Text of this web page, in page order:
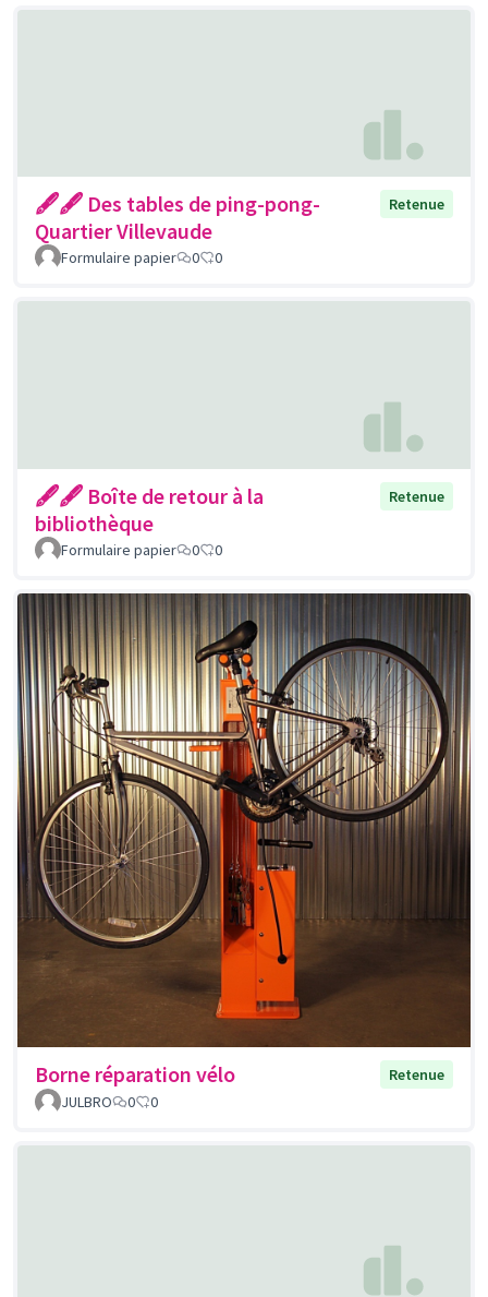
🖋🖋 Des tables de ping-pong-
Quartier Villevaude
Retenue
Formulaire papier 0 0
🖋🖋 Boîte de retour à la
bibliothèque
Retenue
Formulaire papier 0 0
Borne réparation vélo
Retenue
JULBRO
0 0